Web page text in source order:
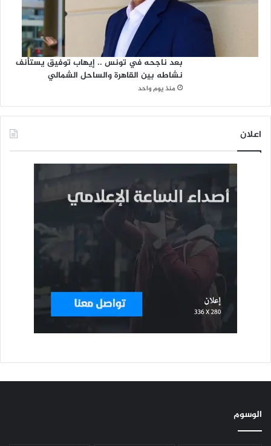
بعد ناجحه في تونس .. إيهاب توفيق يستأنف
نشاطه بين القاهرة والساحل الشمالي
منذ يوم واحد
اعلان
الوسوم